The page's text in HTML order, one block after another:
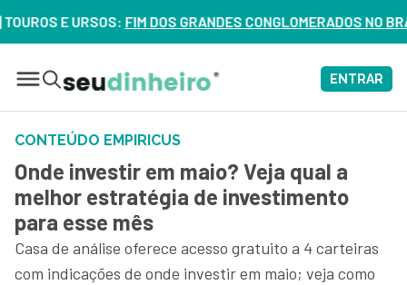
URSOS:FIM DOS GRANDES CONGLOMERADOS NO BRASIL?
ENTRAR
CONTEÚDO EMPIRICUS
Onde investir em maio? Veja qual a
melhor estratégia de investimento
para esse mês
Casa de análise oferece acesso gratuito a 4 carteiras
com indicações de onde investir em maio; veja como